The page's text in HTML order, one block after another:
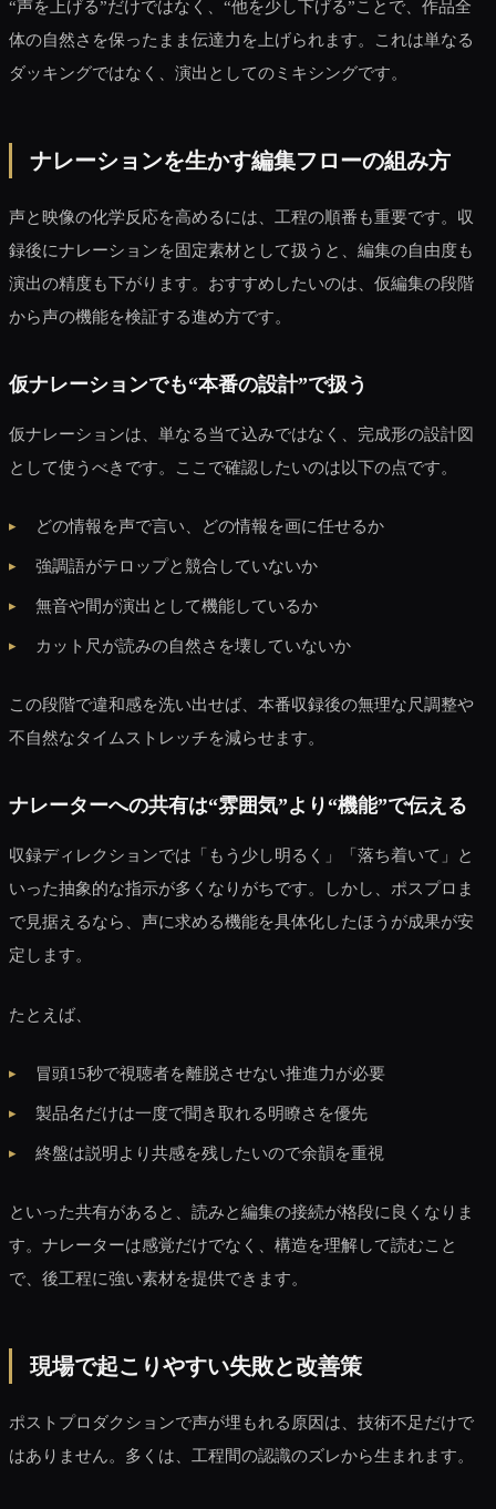
“声を上げる”だけではなく、“他を少し下げる”ことで、作品全
体の自然さを保ったまま伝達力を上げられます。これは単なる
ダッキングではなく、演出としてのミキシングです。
ナレーションを生かす編集フローの組み方
声と映像の化学反応を高めるには、工程の順番も重要です。収
録後にナレーションを固定素材として扱うと、編集の自由度も
演出の精度も下がります。おすすめしたいのは、仮編集の段階
から声の機能を検証する進め方です。
仮ナレーションでも“本番の設計”で扱う
仮ナレーションは、単なる当て込みではなく、完成形の設計図
として使うべきです。ここで確認したいのは以下の点です。
どの情報を声で言い、どの情報を画に任せるか
強調語がテロップと競合していないか
無音や間が演出として機能しているか
カット尺が読みの自然さを壊していないか
この段階で違和感を洗い出せば、本番収録後の無理な尺調整や
不自然なタイムストレッチを減らせます。
ナレーターへの共有は“雰囲気”より“機能”で伝える
収録ディレクションでは「もう少し明るく」「落ち着いて」と
いった抽象的な指示が多くなりがちです。しかし、ポスプロま
で見据えるなら、声に求める機能を具体化したほうが成果が安
定します。
たとえば、
冒頭15秒で視聴者を離脱させない推進力が必要
製品名だけは一度で聞き取れる明瞭さを優先
終盤は説明より共感を残したいので余韻を重視
といった共有があると、読みと編集の接続が格段に良くなりま
す。ナレーターは感覚だけでなく、構造を理解して読むこと
で、後工程に強い素材を提供できます。
現場で起こりやすい失敗と改善策
ポストプロダクションで声が埋もれる原因は、技術不足だけで
はありません。多くは、工程間の認識のズレから生まれます。